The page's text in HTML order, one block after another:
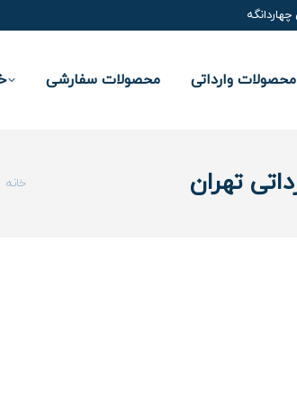
محصولات وارداتی محصولات سفارشی
تهران شما
خانه